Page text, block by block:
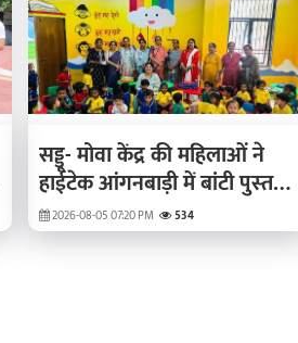
सड्डू- मोवा केंद्र की महिलाओं ने
हाईटेक आंगनबाड़ी में बांटी पुस्‍तकें,
खाद्य सामग्री
2026-08-05 07:20 PM 534